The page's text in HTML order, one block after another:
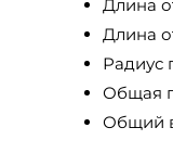
Длина
Длина
Радиус
Общая
Общий